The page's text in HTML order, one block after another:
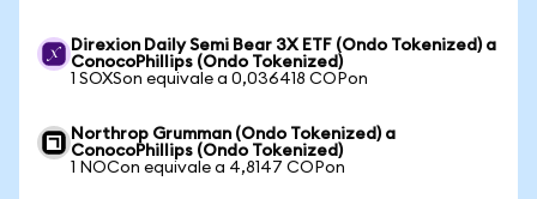
Direxion Daily Semi Bear 3X ETF (Ondo Tokenized) a
ConocoPhillips (Ondo Tokenized)
1 SOXSon equivale a 0,036418 COPon
Northrop Grumman (Ondo Tokenized) a
ConocoPhillips (Ondo Tokenized)
1 NOCon equivale a 4,8147 COPon